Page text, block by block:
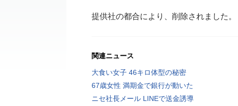
提供社の都合により、削除されました。
関連ニュース
大食い女子 46キロ体型の秘密
67歳女性 満期金で銀行が動いた
ニセ社長メール LINEで送金誘導